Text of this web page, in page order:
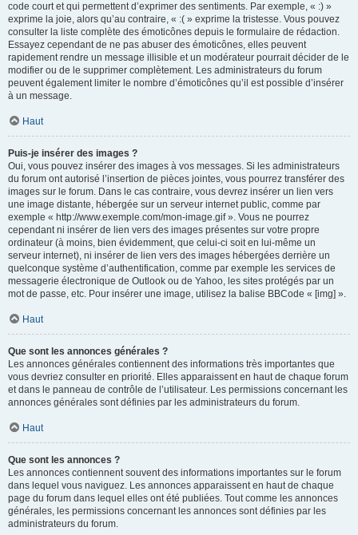
code court et qui permettent d’exprimer des sentiments. Par exemple, « :) »
exprime la joie, alors qu’au contraire, « :( » exprime la tristesse. Vous pouvez
consulter la liste complète des émoticônes depuis le formulaire de rédaction.
Essayez cependant de ne pas abuser des émoticônes, elles peuvent
rapidement rendre un message illisible et un modérateur pourrait décider de le
modifier ou de le supprimer complètement. Les administrateurs du forum
peuvent également limiter le nombre d’émoticônes qu’il est possible d’insérer
à un message.
Haut
Puis-je insérer des images ?
Oui, vous pouvez insérer des images à vos messages. Si les administrateurs
du forum ont autorisé l’insertion de pièces jointes, vous pourrez transférer des
images sur le forum. Dans le cas contraire, vous devrez insérer un lien vers
une image distante, hébergée sur un serveur internet public, comme par
exemple « http://www.exemple.com/mon-image.gif ». Vous ne pourrez
cependant ni insérer de lien vers des images présentes sur votre propre
ordinateur (à moins, bien évidemment, que celui-ci soit en lui-même un
serveur internet), ni insérer de lien vers des images hébergées derrière un
quelconque système d’authentification, comme par exemple les services de
messagerie électronique de Outlook ou de Yahoo, les sites protégés par un
mot de passe, etc. Pour insérer une image, utilisez la balise BBCode « [img] ».
Haut
Que sont les annonces générales ?
Les annonces générales contiennent des informations très importantes que
vous devriez consulter en priorité. Elles apparaissent en haut de chaque forum
et dans le panneau de contrôle de l’utilisateur. Les permissions concernant les
annonces générales sont définies par les administrateurs du forum.
Haut
Que sont les annonces ?
Les annonces contiennent souvent des informations importantes sur le forum
dans lequel vous naviguez. Les annonces apparaissent en haut de chaque
page du forum dans lequel elles ont été publiées. Tout comme les annonces
générales, les permissions concernant les annonces sont définies par les
administrateurs du forum.